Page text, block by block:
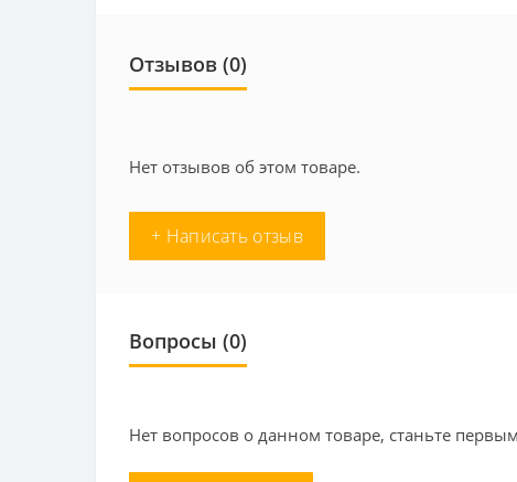
Отзывов (0)
Нет отзывов об этом товаре.
+ Написать отзыв
Вопросы (0)
Нет вопросов о данном товаре, станьте